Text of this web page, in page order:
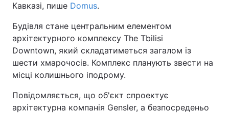
Кавказі, пише Domus.
Будівля стане центральним елементом
архітектурного комплексу The Tbilisi
Downtown, який складатиметься загалом із
шести хмарочосів. Комплекс планують звести на
місці колишнього іподрому.
Повідомляється, що об'єкт спроектує
архітектурна компанія Gensler, а безпосреденьо